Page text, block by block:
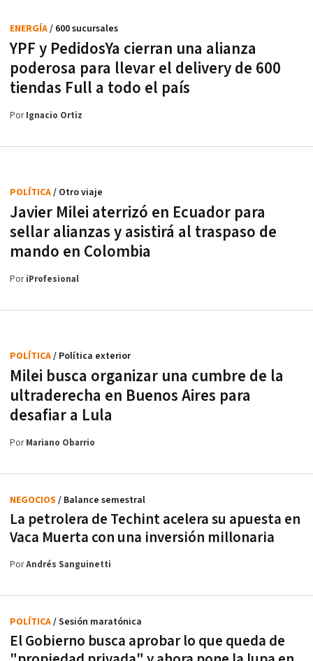
YPF y PedidosYa cierran una alianza
poderosa para llevar el delivery de 600
tiendas Full a todo el país
ENERGÍA/ 600 sucursales
PorIgnacio Ortiz
Javier Milei aterrizó en Ecuador para
sellar alianzas y asistirá al traspaso de
mando en Colombia
POLÍTICA/ Otro viaje
PoriProfesional
Milei busca organizar una cumbre de la
ultraderecha en Buenos Aires para
desafiar a Lula
POLÍTICA/ Política exterior
PorMariano Obarrio
La petrolera de Techint acelera su apuesta en
Vaca Muerta con una inversión millonaria
NEGOCIOS / Balance semestral
PorAndrés Sanguinetti
El Gobierno busca aprobar lo que queda de
POLÍTICA/ Sesión maratónica